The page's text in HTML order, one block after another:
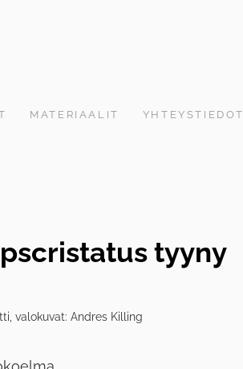
MATERIAALIT YHTEYSTIEDOT
tyyny
valokuvat: Andres Killing